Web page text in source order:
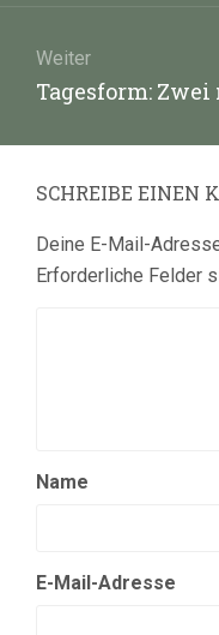
Weiter
Nächster
Tagesform:
SCHREIBE EINEN
Deine E-Mail-
Erforderliche Felder
Name
E-Mail-Adresse